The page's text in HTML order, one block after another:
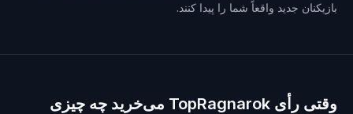
بازیکنان جدید واقعاً شما را پیدا کنند.
وقتی رأی TopRagnarok می‌خرید چه چیزی